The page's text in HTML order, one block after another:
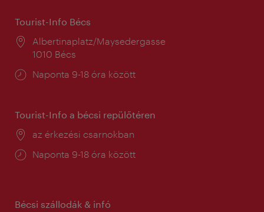
Tourist-Info Bécs
Helyszín:
Albertinaplatz/Maysedergasse
1010 Bécs
Nyitva
Naponta 9-18 óra között
Tourist-Info a bécsi repülőtéren
Helyszín:
az érkezési csarnokban
Nyitva
Naponta 9-18 óra között
Bécsi szállodák & infó